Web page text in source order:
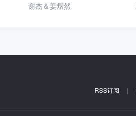
谢杰＆姜熠然
RSS订阅 |